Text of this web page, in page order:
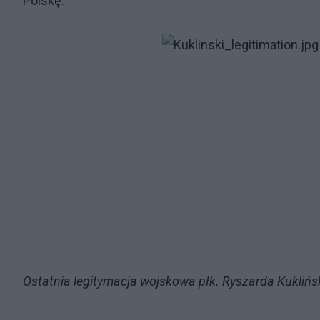
Ostatnia legitymacja wojskowa płk. Ryszarda